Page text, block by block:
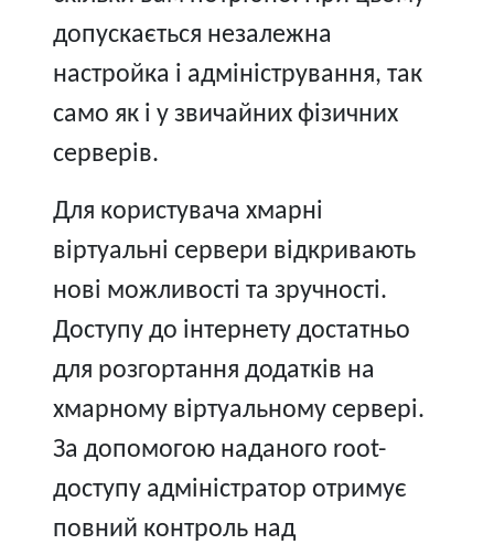
допускається незалежна
настройка і адміністрування, так
само як і у звичайних фізичних
серверів.
Для користувача хмарні
віртуальні сервери відкривають
нові можливості та зручності.
Доступу до інтернету достатньо
для розгортання додатків на
хмарному віртуальному сервері.
За допомогою наданого root-
доступу адміністратор отримує
повний контроль над